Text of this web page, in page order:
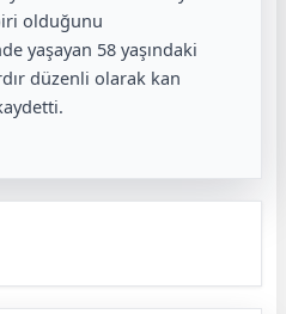
olduğunu
yaşayan 58 yaşındaki
düzenli olarak kan